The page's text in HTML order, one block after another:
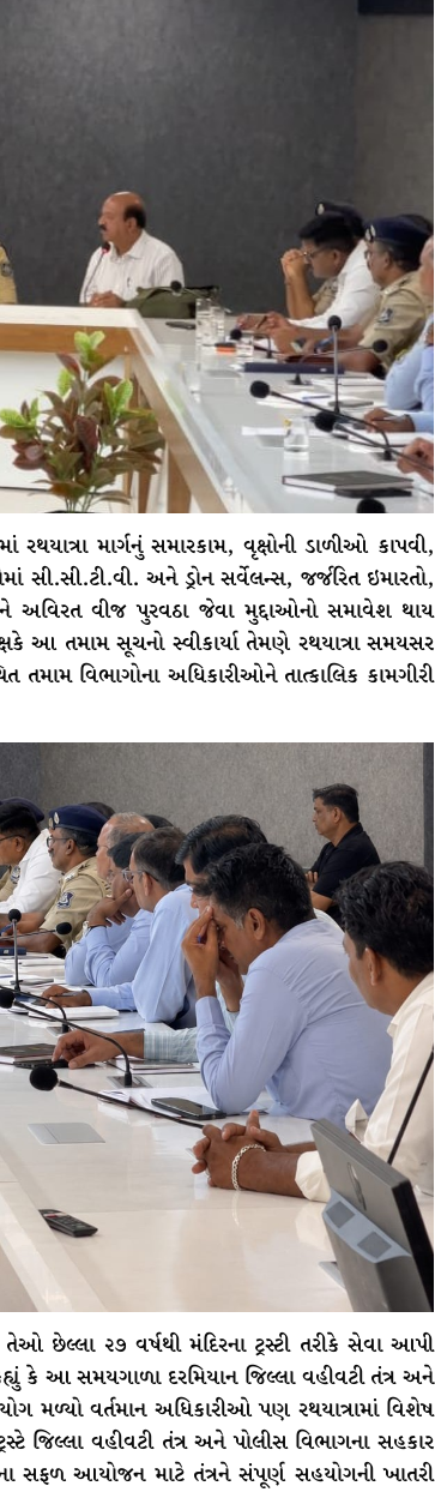
માર્ગનું સમારકામ, વૃક્ષોની ડાળીઓ કાપવી,
સી.સી.ટી.વી. અને ડ્રોન સર્વેલન્સ, જર્જરિત ઇમારતો,
અને અવિરત વીજ પુરવઠા જેવા મુદ્દાઓનો સમાવેશ થાય
આ તમામ સૂચનો સ્વીકાર્યા તેમણે રથયાત્રા સમયસર
વિભાગોના અધિકારીઓને તાત્કાલિક કામગીરી
૨૭ વર્ષથી મંદિરના ટ્રસ્ટી તરીકે સેવા આપી
કે આ સમયગાળા દરમિયાન જિલ્લા વહીવટી તંત્ર અને
મળ્યો વર્તમાન અધિકારીઓ પણ રથયાત્રામાં વિશેષ
જિલ્લા વહીવટી તંત્ર અને પોલીસ વિભાગના સહકાર
સફળ આયોજન માટે તંત્રને સંપૂર્ણ સહયોગની ખાતરી